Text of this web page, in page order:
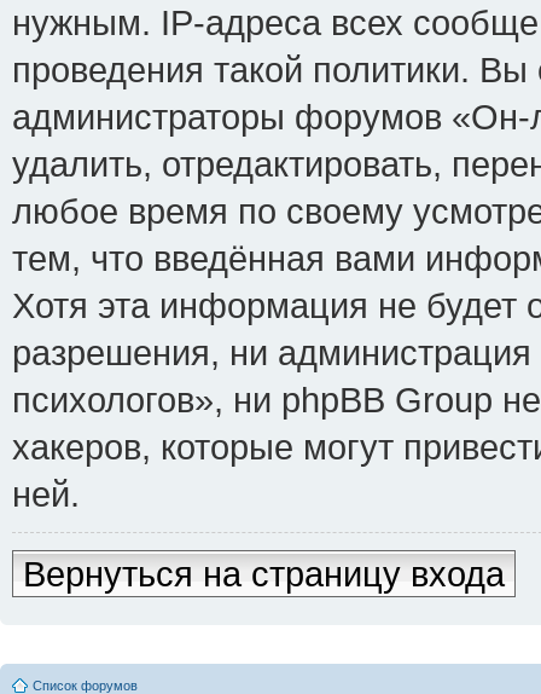
нужным. IP-адреса всех
проведения такой политики.
администраторы форумов
удалить, отредактировать,
любое время по своему
тем, что введённая вами
Хотя эта информация не будет
разрешения, ни
психологов», ни phpBB Group
хакеров, которые могут
ней.
Вернуться на страницу входа
Список форумов